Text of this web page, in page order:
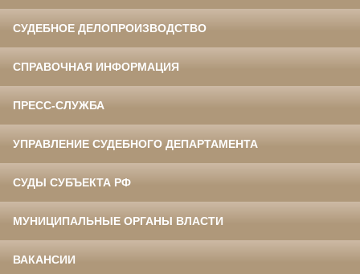
СУДЕБНОЕ ДЕЛОПРОИЗВОДСТВО
СПРАВОЧНАЯ ИНФОРМАЦИЯ
ПРЕСС-СЛУЖБА
УПРАВЛЕНИЕ СУДЕБНОГО ДЕПАРТАМЕНТА
СУДЫ СУБЪЕКТА РФ
МУНИЦИПАЛЬНЫЕ ОРГАНЫ ВЛАСТИ
ВАКАНСИИ